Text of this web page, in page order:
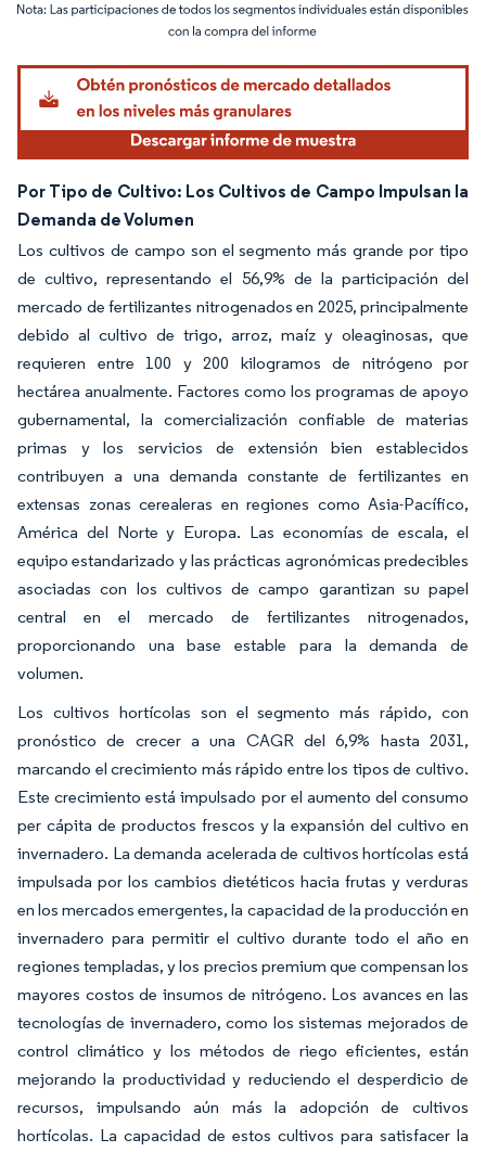
Imagen © Mordor Intelligence. El uso requiere atribución según CC BY 4.0.
Por Tipo de Cultivo: Los Cultivos de Campo Impulsan la
Demanda de Volumen
Los cultivos de campo son el segmento más grande por tipo
de cultivo, representando el 56,9% de la participación del
mercado de fertilizantes nitrogenados en 2025, principalmente
debido al cultivo de trigo, arroz, maíz y oleaginosas, que
requieren entre 100 y 200 kilogramos de nitrógeno por
hectárea anualmente. Factores como los programas de apoyo
gubernamental, la comercialización confiable de materias
primas y los servicios de extensión bien establecidos
contribuyen a una demanda constante de fertilizantes en
extensas zonas cerealeras en regiones como Asia-Pacífico,
América del Norte y Europa. Las economías de escala, el
equipo estandarizado y las prácticas agronómicas predecibles
asociadas con los cultivos de campo garantizan su papel
central en el mercado de fertilizantes nitrogenados,
proporcionando una base estable para la demanda de
volumen.
Los cultivos hortícolas son el segmento más rápido, con
pronóstico de crecer a una CAGR del 6,9% hasta 2031,
marcando el crecimiento más rápido entre los tipos de cultivo.
Este crecimiento está impulsado por el aumento del consumo
per cápita de productos frescos y la expansión del cultivo en
invernadero. La demanda acelerada de cultivos hortícolas está
impulsada por los cambios dietéticos hacia frutas y verduras
en los mercados emergentes, la capacidad de la producción en
invernadero para permitir el cultivo durante todo el año en
regiones templadas, y los precios premium que compensan los
mayores costos de insumos de nitrógeno. Los avances en las
tecnologías de invernadero, como los sistemas mejorados de
control climático y los métodos de riego eficientes, están
mejorando la productividad y reduciendo el desperdicio de
recursos, impulsando aún más la adopción de cultivos
hortícolas. La capacidad de estos cultivos para satisfacer la